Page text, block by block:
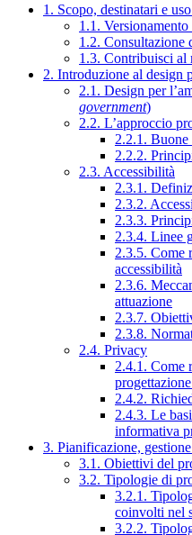
1. Scopo, destinatari e
1.1.
1.2. Consultazione
1.3. Contribuisci al
2. Introduzione al design
2.1. Design per
government)
2.2. L’approccio
2.2.1. Buone
2.2.2.
2.3. Accessibilità
2.3.1.
2.3.2.
2.3.3.
2.3.4. Linee
2.3.5. Come
accessibilità
2.3.6.
attuazione
2.3.7.
2.3.8.
2.4. Privacy
2.4.1. Come
2.4.2.
2.4.3. Le
informativa
3. Pianificazione,
3.1. Obiettivi del
3.2. Tipologie di
3.2.1.
coinvolti nel
3.2.2.